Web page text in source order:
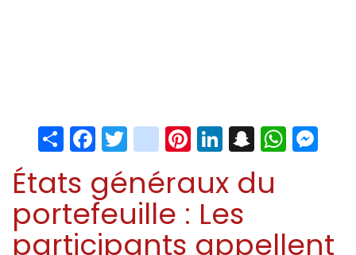
ShareFacebook
Twitter
instagram
Pinterest
LinkedIn
Snapchat
États généraux du
portefeuille : Les
participants appellent